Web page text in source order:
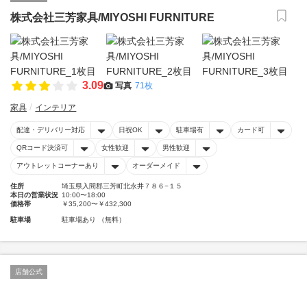
株式会社三芳家具/MIYOSHI FURNITURE
3.09 写真 71枚
家具 インテリア
配達・デリバリー対応 日祝OK 駐車場有 カード可
QRコード決済可 女性歓迎 男性歓迎
アウトレットコーナーあり オーダーメイド
住所
埼玉県入間郡三芳町北永井７８６−１５
本日の営業状況 10:00〜18:00
価格帯
￥35,200〜￥432,300
駐車場 駐車場あり （無料）
店舗公式